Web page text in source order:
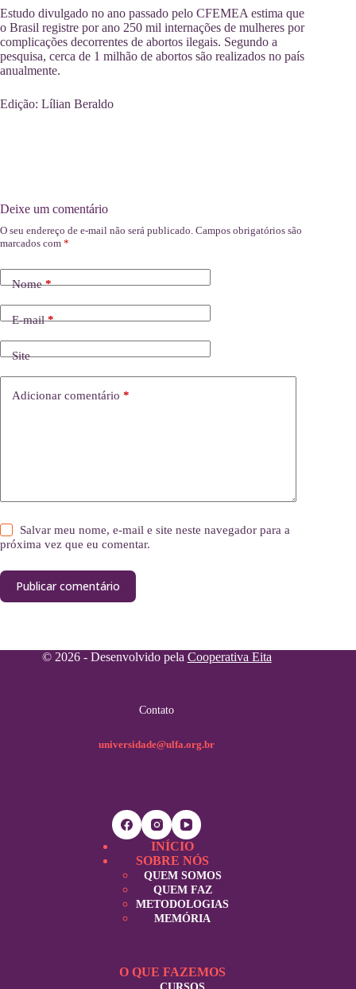
Estudo divulgado no ano passado pelo CFEMEA estima que
o Brasil registre por ano 250 mil internações de mulheres por
complicações decorrentes de abortos ilegais. Segundo a
pesquisa, cerca de 1 milhão de abortos são realizados no país
anualmente.
Edição: Lílian Beraldo
Deixe um comentário
O seu endereço de e-mail não será publicado. Campos obrigatórios são
marcados com *
Nome*
E-mail*
Site
Adicionar comentário *
Salvar meu nome, e-mail e site neste navegador para a
próxima vez que eu comentar.
Publicar comentário
© 2026 - Desenvolvido pela Cooperativa Eita
Contato
universidade@ulfa.org.br
INÍCIO
SOBRE NÓS
QUEM SOMOS
QUEM FAZ
METODOLOGIAS
MEMÓRIA
O QUE FAZEMOS